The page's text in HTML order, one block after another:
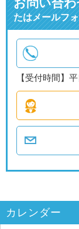
お問い合
たはメールフ
【受付時間】
カレンダー